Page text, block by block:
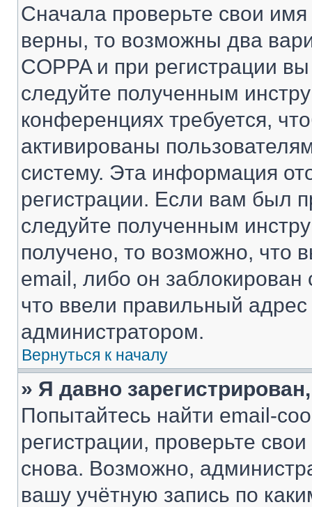
Сначала проверьте свои
верны, то возможны два
COPPA и при регистрации
следуйте полученным
конференциях требуется,
активированы
систему. Эта информация
регистрации. Если вам был
следуйте полученным
получено, то возможно, что
email, либо он
что ввели правильный адрес
администратором.
Вернуться к началу
» Я давно
Попытайтесь найти email-
регистрации, проверьте
снова. Возможно,
вашу учётную запись по